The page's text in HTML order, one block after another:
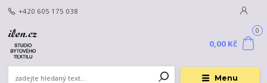
Menu
+420 605 175 038
0
0,00 Kč